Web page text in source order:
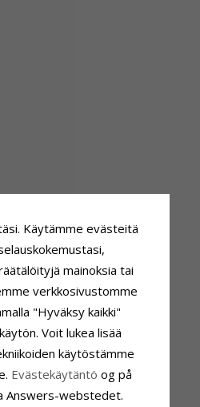
Toimitusaika
Toimitusaika: 4-5 Arkipäivä
Käytämme evästeitä
mainoksia tai
verkkosivustomme
"Hyväksy kaikki"
Voit lukea lisää
käytöstämme
Evästekäytäntö og på
Answers-webstedet.